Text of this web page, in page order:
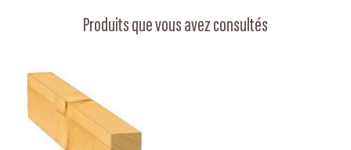
Produits que vous avez consultés